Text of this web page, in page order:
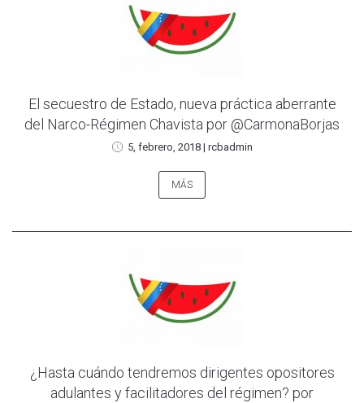
El secuestro de Estado, nueva práctica aberrante
del Narco-Régimen Chavista por @CarmonaBorjas
5, febrero, 2018 | rcbadmin
MÁS
¿Hasta cuándo tendremos dirigentes opositores
adulantes y facilitadores del régimen? por